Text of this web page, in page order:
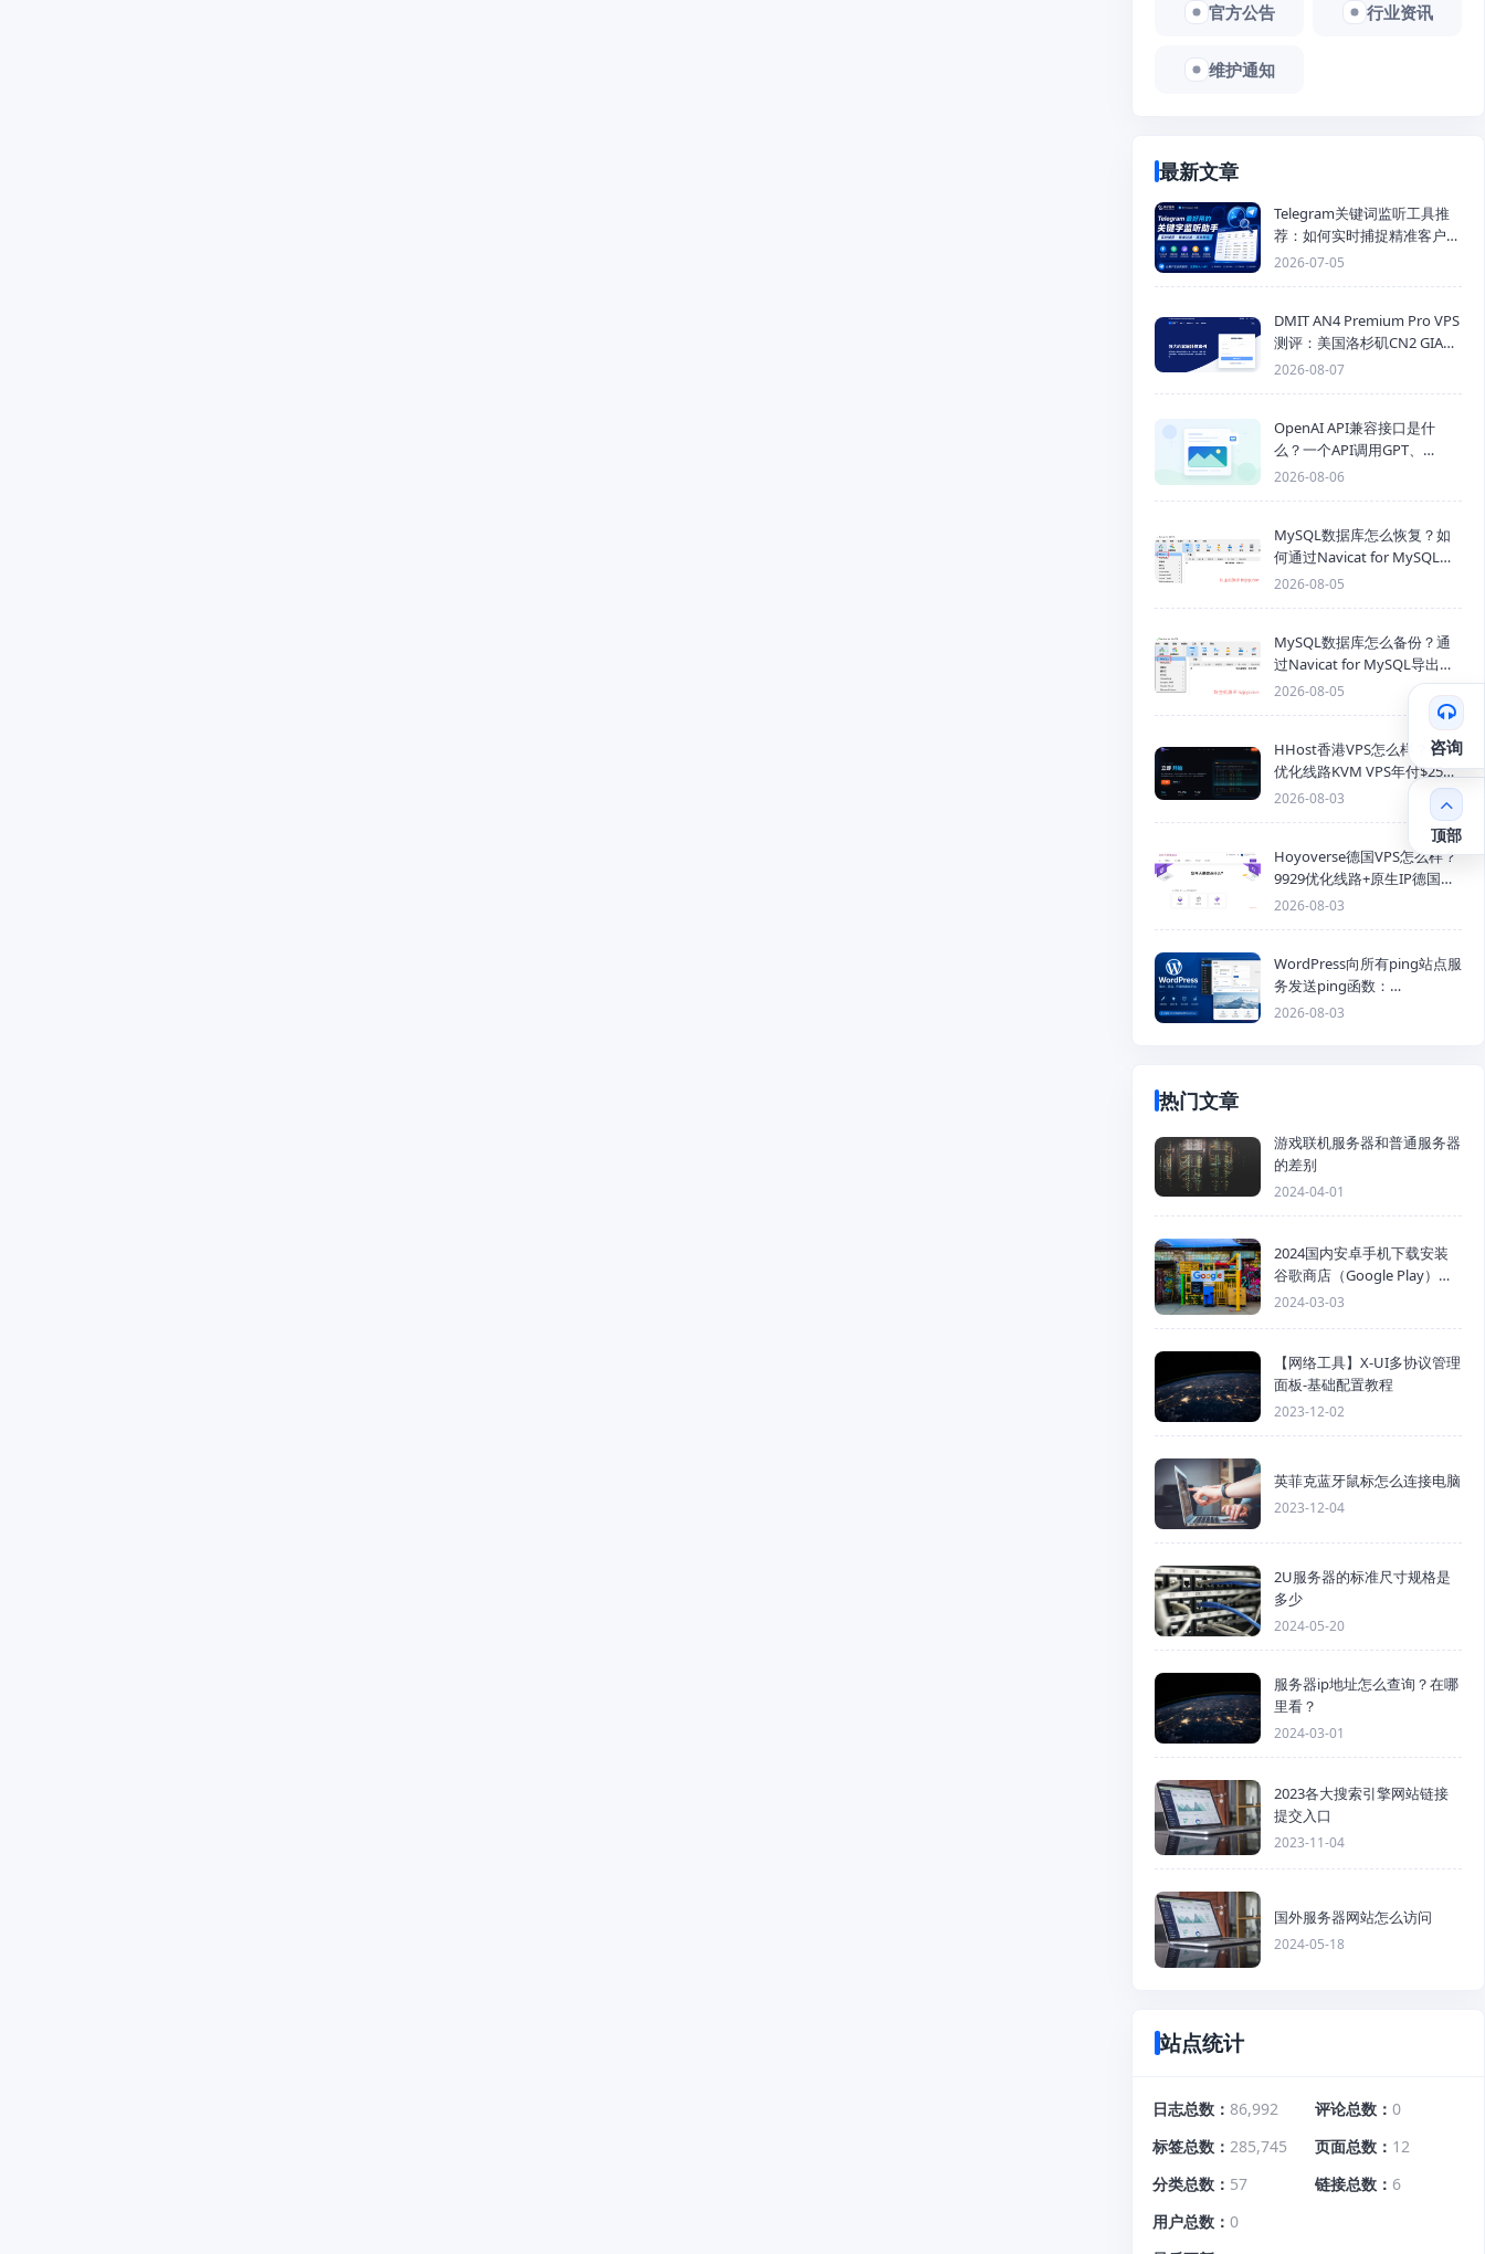
官方公告 行业资讯
维护通知
最新文章
Telegram关键词监听工具推
荐：如何实时捕捉精准客户，
提高获客效率？
2026-07-05
DMIT AN4 Premium Pro VPS
测评：美国洛杉矶CN2 GIA三
网优化线路性能测试
2026-08-07
OpenAI API兼容接口是什
么？一个API调用GPT、
Claude、Gemini、DeepSeek
2026-08-06
MySQL数据库怎么恢复？如
何通过Navicat for MySQL导
入SQL备份文件
2026-08-05
MySQL数据库怎么备份？通
过Navicat for MySQL导出
Mysql数据库为SQL格式备份
2026-08-05
HHost香港VPS怎么样？CMI
优化线路KVM VPS年付$25
起，4GB内存优惠套餐
2026-08-03
Hoyoverse德国VPS怎么样？
9929优化线路+原生IP德国
KVM VPS推荐
2026-08-03
WordPress向所有ping站点服
务发送ping函数：
generic_ping
2026-08-03
热门文章
游戏联机服务器和普通服务器
的差别
2024-04-01
2024国内安卓手机下载安装
谷歌商店（Google Play）详
细步骤
2024-03-03
【网络工具】X-UI多协议管理
面板-基础配置教程
2023-12-02
英菲克蓝牙鼠标怎么连接电脑
2023-12-04
2U服务器的标准尺寸规格是
多少
2024-05-20
服务器ip地址怎么查询？在哪
里看？
2024-03-01
2023各大搜索引擎网站链接
提交入口
2023-11-04
国外服务器网站怎么访问
2024-05-18
站点统计
日志总数 86,992 评论总数
0
标签总数
285,745 页面总数
12
分类总数
57 链接总数
6
用户总数
0
咨询
顶部